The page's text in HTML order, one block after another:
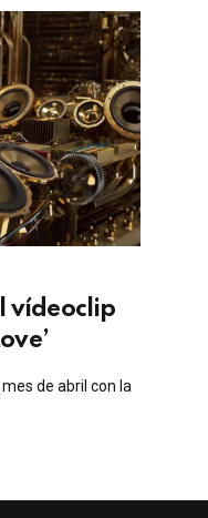
vídeoclip
de abril con la